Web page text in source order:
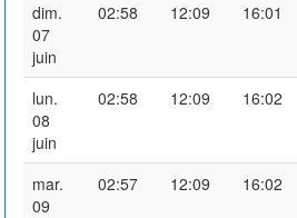
dim.
07
juin
02:58 12:09 16:01
lun.
08
juin
02:58 12:09 16:02
mar.
09
02:57 12:09 16:02